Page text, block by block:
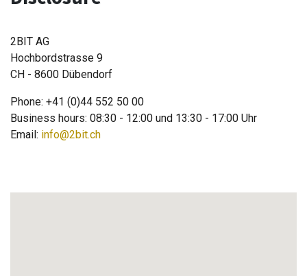
2BIT AG
Hochbordstrasse 9
CH - 8600 Dübendorf
Phone: +41 (0)44 552 50 00
Business hours: 08:30 - 12:00 und 13:30 - 17:00 Uhr
Email: info@2bit.ch